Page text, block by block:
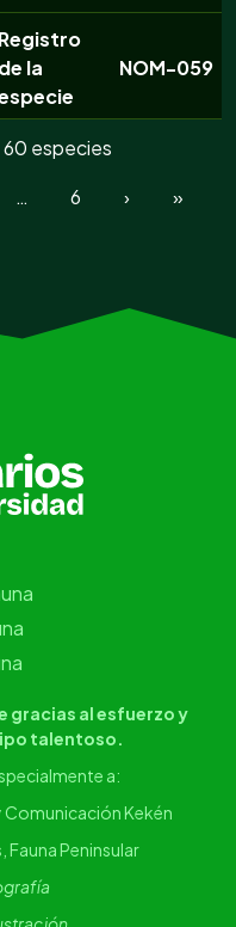
Registro
de la
NOM-059
60 especies
… 6 › »
gracias al esfuerzo y
talentoso.
a:
Kekén
Fauna Peninsular